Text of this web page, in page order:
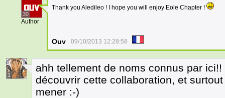
30
Author
Thank you Aledileo ! I hope you will enjoy Eole Chapter !
Ouv 09/10/2013 12:28:58
1
ahh tellement de noms connus par
découvrir cette collaboration, et
mener :-)